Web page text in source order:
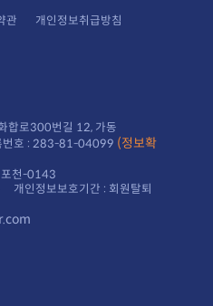
관
개인정보취급방침
합로300번길 12, 가동
번호 : 283-81-04099
포천-0143